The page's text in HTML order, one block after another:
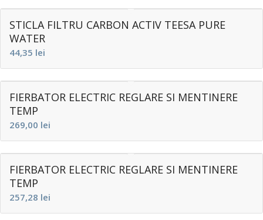
STICLA FILTRU CARBON ACTIV TEESA PURE
WATER
44,35 lei
FIERBATOR ELECTRIC REGLARE SI MENTINERE
TEMP
269,00 lei
FIERBATOR ELECTRIC REGLARE SI MENTINERE
TEMP
257,28 lei